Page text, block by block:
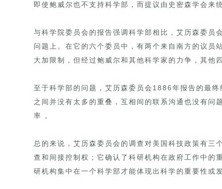
即使鲍威尔也不支持科学部，而提议由史密森学会来
与科学院委员会的报告强调科学部相比，艾历森委员
问题上。在它的六个委员中，有两个来自南方的议员
大加限制，但经过鲍威尔和其他科学家的力争，其他
至于科学部的问题，艾历森委员会1886年报告的最
之间并没有太多的重叠，互相间的联系沟通也没有问
率 。
总的来说，艾历森委员会的调查对美国科技政策有三
查和间接控制权；它确认了科研机构在政府工作中的
研机构集中在一个科学部才能体现出科学的重要性或